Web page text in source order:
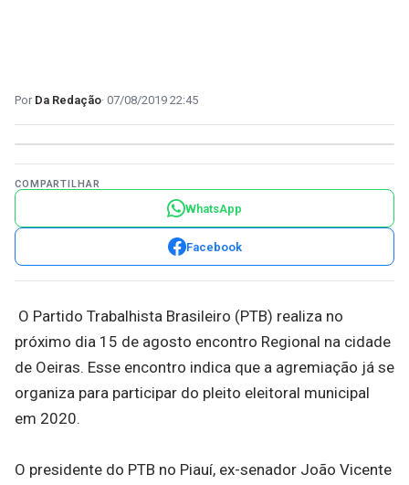
Da Redação 07/08/2019 22:45
COMPARTILHAR
WhatsApp
Facebook
O Partido Trabalhista Brasileiro (PTB) realiza no
próximo dia 15 de agosto encontro Regional na cidade
de Oeiras. Esse encontro indica que a agremiação já se
organiza para participar do pleito eleitoral municipal
em 2020.
O presidente do PTB no Piauí, ex-senador João Vicente